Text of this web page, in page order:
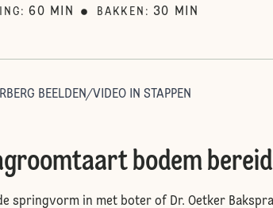
: 60 MIN BAKKEN : 30 MIN
BEELDEN/VIDEO IN STAPPEN
bodem
springvorm in met boter of Dr. Oetker